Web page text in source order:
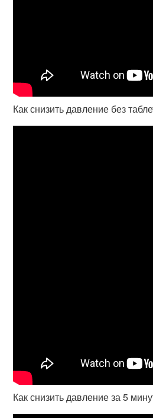
Как снизить давление без
Как снизить давление за 5